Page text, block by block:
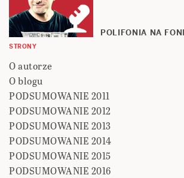
POLIFONIA NA
STRONY
O autorze
O blogu
PODSUMOWANIE 2011
PODSUMOWANIE 2012
PODSUMOWANIE 2013
PODSUMOWANIE 2014
PODSUMOWANIE 2015
PODSUMOWANIE 2016